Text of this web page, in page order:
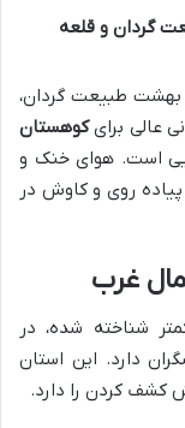
گردان و قلعه
بهشت طبیعت گردان،
عالی برایکوهستان
است. هوای خنک و
روی و کاوش در
غرب
شناخته شده، در
دارد. این استان
کشف کردن را دارد.